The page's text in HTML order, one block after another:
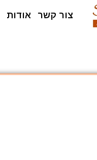
צור קשר אודות